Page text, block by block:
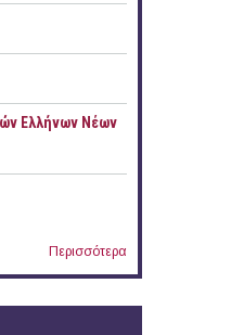
Ελλήνων Νέων
Περισσότερα